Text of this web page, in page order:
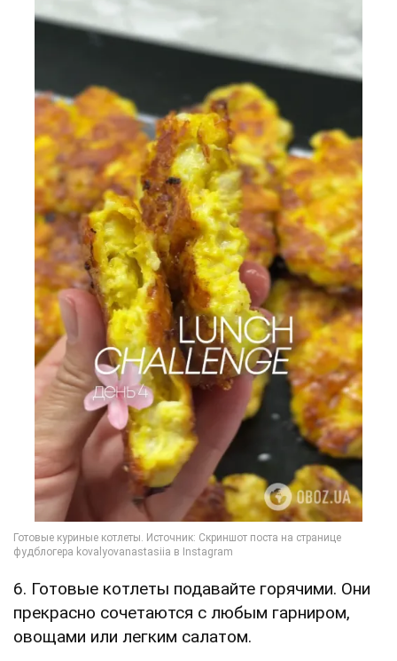
6. Готовые котлеты подавайте горячими. Они
прекрасно сочетаются с любым гарниром,
овощами или легким салатом.